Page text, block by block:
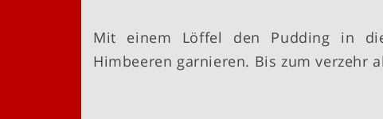
Mit einem Löffel den Pudding in
Himbeeren garnieren. Bis zum verzehr